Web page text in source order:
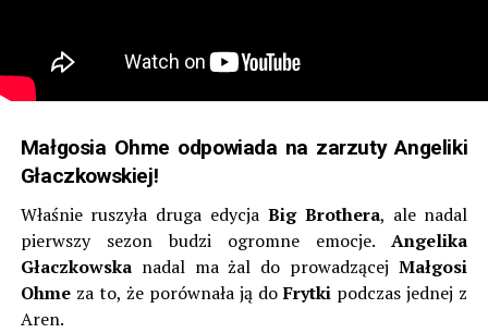
Małgosia Ohme odpowiada na zarzuty Angeliki
Głaczkowskiej!
Właśnie ruszyła druga edycja Big Brothera, ale nadal
pierwszy sezon budzi ogromne emocje.Angelika
Głaczkowskanadal ma żal do prowadzącej Małgosi
Ohmeza to, że porównała ją doFrytki podczas jednej z
Aren.